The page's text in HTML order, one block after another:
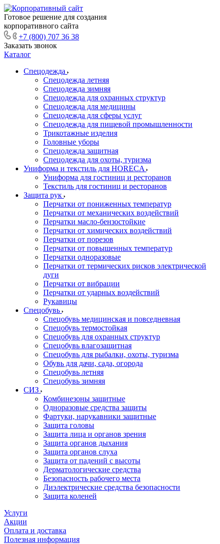
Готовое решение для создания
корпоративного сайта
+7 (800) 707 36 38
Заказать звонок
Каталог
Спецодежда
Спецодежда летняя
Спецодежда зимняя
Спецодежда для охранных структур
Спецодежда для медицины
Спецодежда для сферы услуг
Спецодежда для пищевой промышленности
Трикотажные изделия
Головные уборы
Спецодежда защитная
Спецодежда для охоты, туризма
Униформа и текстиль для HORECA
Униформа для гостиниц и ресторанов
Текстиль для гостиниц и ресторанов
Защита рук
Перчатки от пониженных температур
Перчатки от механических воздействий
Перчатки масло-бензостойкие
Перчатки от химических воздействий
Перчатки от порезов
Перчатки от повышенных температур
Перчатки одноразовые
Перчатки от термических рисков электрической
дуги
Перчатки от вибрации
Перчатки от ударных воздействий
Рукавицы
Спецобувь
Спецобувь медицинская и повседневная
Спецобувь термостойкая
Спецобувь для охранных структур
Спецобувь влагозащитная
Спецобувь для рыбалки, охоты, туризма
Обувь для дачи, сада, огорода
Спецобувь летняя
Спецобувь зимняя
СИЗ
Комбинезоны защитные
Одноразовые средства защиты
Фартуки, нарукавники защитные
Защита головы
Защита лица и органов зрения
Защита органов дыхания
Защита органов слуха
Защита от падений с высоты
Дерматологические средства
Безопасность рабочего места
Диэлектрические средства безопасности
Защита коленей
Услуги
Акции
Оплата и доставка
Полезная информация